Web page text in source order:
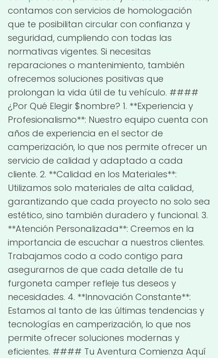
contamos con servicios de homologación
que te posibilitan circular con confianza y
seguridad, cumpliendo con todas las
normativas vigentes. Si necesitas
reparaciones o mantenimiento, también
ofrecemos soluciones positivas que
prolongan la vida útil de tu vehículo. ####
¿Por Qué Elegir $nombre? 1. **Experiencia y
Profesionalismo**: Nuestro equipo cuenta con
años de experiencia en el sector de
camperización, lo que nos permite ofrecer un
servicio de calidad y adaptado a cada
cliente. 2. **Calidad en los Materiales**:
Utilizamos solo materiales de alta calidad,
garantizando que cada proyecto no solo sea
estético, sino también duradero y funcional. 3.
**Atención Personalizada**: Creemos en la
importancia de escuchar a nuestros clientes.
Trabajamos codo a codo contigo para
asegurarnos de que cada detalle de tu
furgoneta camper refleje tus deseos y
necesidades. 4. **Innovación Constante**:
Estamos al tanto de las últimas tendencias y
tecnologías en camperización, lo que nos
permite ofrecer soluciones modernas y
eficientes. #### Tu Aventura Comienza Aquí